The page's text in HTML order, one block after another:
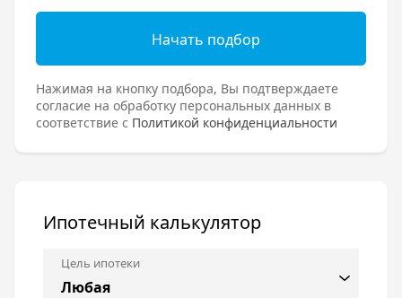
Начать подбор
Нажимая на кнопку подбора, Вы подтверждаете
согласие на обработку персональных данных в
соответствие с Политикой конфиденциальности
Ипотечный калькулятор
Цель ипотеки